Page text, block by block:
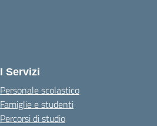
I Servizi
Personale scolastico
Famiglie e studenti
Percorsi di studio